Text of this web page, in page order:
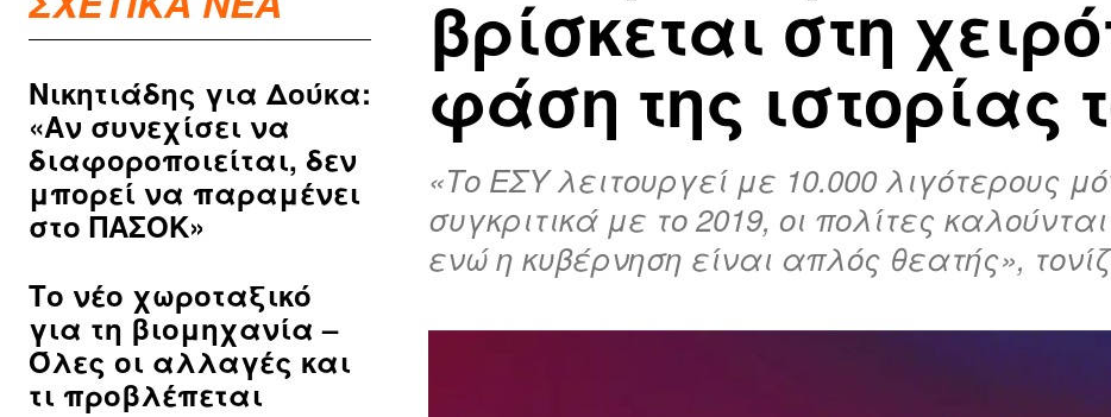
Νικητιάδης για Δούκα:
«Αν συνεχίσει να
διαφοροποιείται, δεν
μπορεί να παραμένει
στο ΠΑΣΟΚ»
Το νέο χωροταξικό
για τη βιομηχανία –
Όλες οι αλλαγές και
τι προβλέπεται
βρίσκεται στη
φάση της ιστορίας
«Το ΕΣΥ λειτουργεί με 10.000 λιγότερους
συγκριτικά με το 2019, οι πολίτες
ενώ η κυβέρνηση είναι απλός θεατής»,